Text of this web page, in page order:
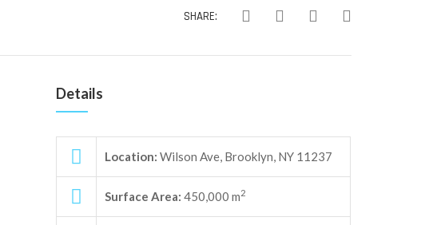
SHARE:
Details
Location: Wilson Ave, Brooklyn, NY 11237
Surface Area: 450,000 m2